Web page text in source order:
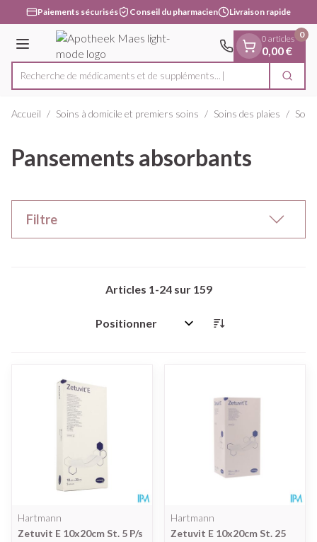
Aller au contenu
1 de 1
Paiements sécurisés Conseil du pharmacien Livraison rapide
Menu
Rechercher
Recherche de médicaments
0 articles
0,00 €
0
Accueil / Soins à domicile et premiers soins / Soins des plaies /
Pansements absorbants
Filtre
Articles 1-24sur 159
Trier par:
Hartmann
Zetuvit E 10x20cm St. 5 P/s
Hartmann
Zetuvit E 10x20cm St. 25